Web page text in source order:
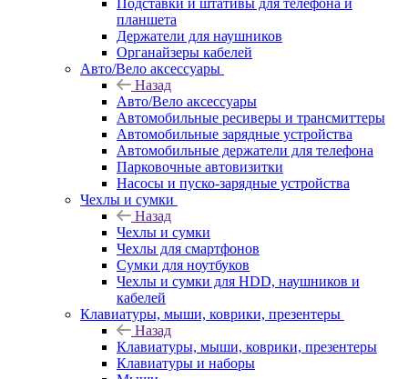
Подставки и штативы для телефона и
планшета
Держатели для наушников
Органайзеры кабелей
Авто/Вело аксессуары
Назад
Авто/Вело аксессуары
Автомобильные ресиверы и трансмиттеры
Автомобильные зарядные устройства
Автомобильные держатели для телефона
Парковочные автовизитки
Насосы и пуско-зарядные устройства
Чехлы и сумки
Назад
Чехлы и сумки
Чехлы для смартфонов
Сумки для ноутбуков
Чехлы и сумки для HDD, наушников и
кабелей
Клавиатуры, мыши, коврики, презентеры
Назад
Клавиатуры, мыши, коврики, презентеры
Клавиатуры и наборы